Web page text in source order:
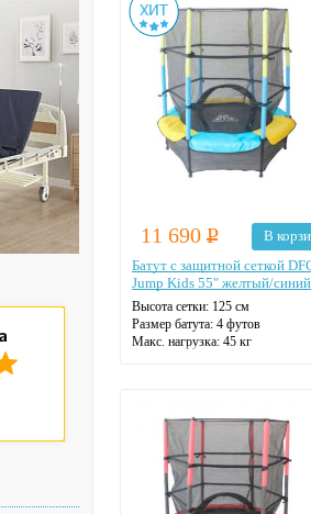
11 690 Р
В
Батут с защитной сеткой
Jump Kids 55" желтый/синий
Высота сетки: 125 см
Размер батута: 4 футов
Макс. нагрузка: 45 кг